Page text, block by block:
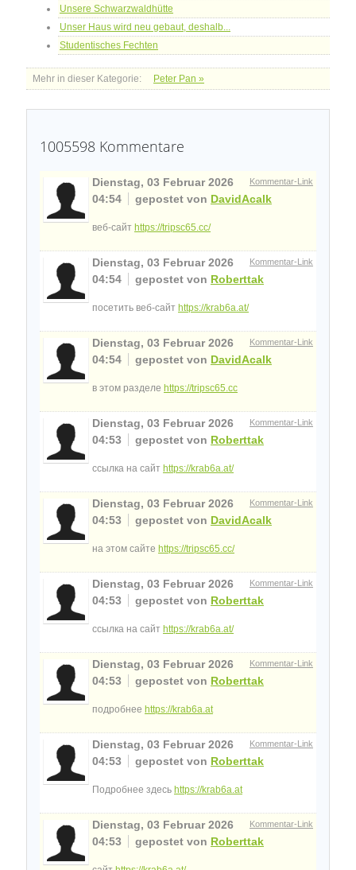
Unsere Schwarzwaldhütte
Unser Haus wird neu gebaut, deshalb...
Studentisches Fechten
Mehr in dieser Kategorie: Peter Pan »
1005598 Kommentare
Kommentar-Link
Dienstag, 03 Februar 2026
04:54
gepostet von DavidAcalk
веб-сайт https://tripsc65.cc/
Kommentar-Link
Dienstag, 03 Februar 2026
04:54
gepostet von Roberttak
посетить веб-сайт https://krab6a.at/
Kommentar-Link
Dienstag, 03 Februar 2026
04:54
gepostet von DavidAcalk
в этом разделе https://tripsc65.cc
Kommentar-Link
Dienstag, 03 Februar 2026
04:53
gepostet von Roberttak
ссылка на сайт https://krab6a.at/
Kommentar-Link
Dienstag, 03 Februar 2026
04:53
gepostet von DavidAcalk
на этом сайте https://tripsc65.cc/
Kommentar-Link
Dienstag, 03 Februar 2026
04:53
gepostet von Roberttak
ссылка на сайт https://krab6a.at/
Kommentar-Link
Dienstag, 03 Februar 2026
04:53
gepostet von Roberttak
подробнее https://krab6a.at
Kommentar-Link
Dienstag, 03 Februar 2026
04:53
gepostet von Roberttak
Подробнее здесь https://krab6a.at
Kommentar-Link
Dienstag, 03 Februar 2026
04:53
gepostet von Roberttak